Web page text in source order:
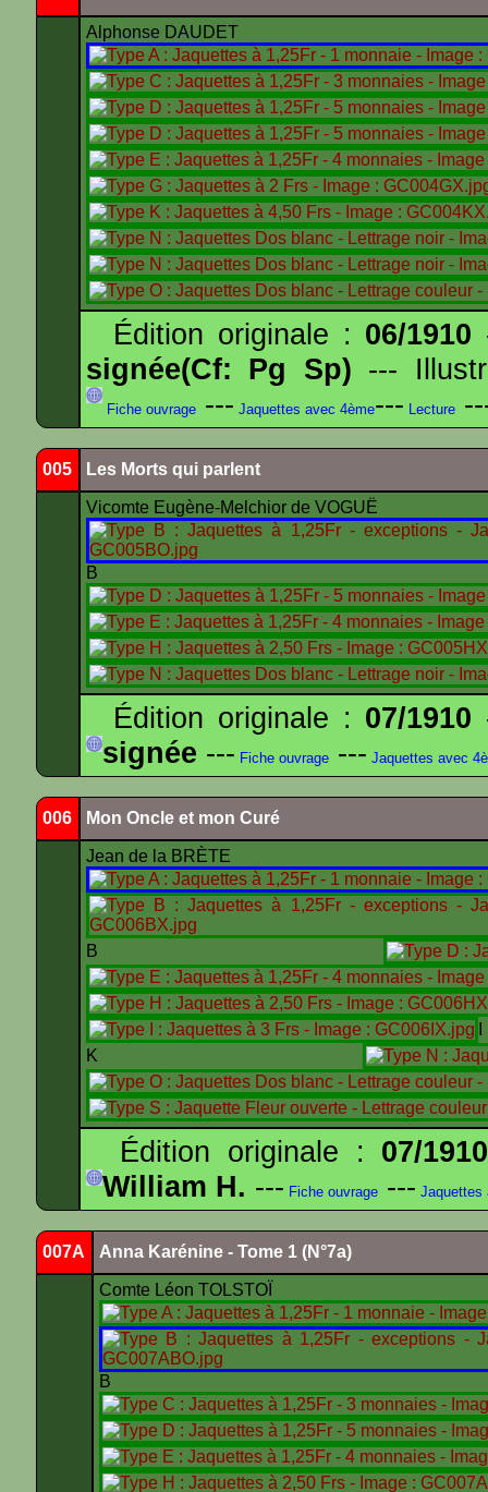
Alphonse DAUDET
Édition originale : 06/1910
signée(Cf: Pg Sp) ---
Fiche ouvrage --- Jaquettes avec 4ème--- Lecture
005 Les Morts qui parlent
Vicomte Eugène-Melchior de VOGUË
B
Édition originale : 07/1910
signée --- Fiche ouvrage --- Jaquettes avec
006 Mon Oncle et mon Curé
Jean de la BRÈTE
B
K
Édition originale : 07/1910
William H. --- Fiche ouvrage --- Jaquettes
007A Anna Karénine - Tome 1 (N°7a)
Comte Léon TOLSTOÏ
B